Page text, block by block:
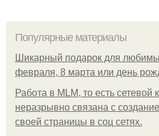
Популярные материалы
Шикарный подарок для
февраля, 8 марта или день
Работа в MLM, то есть сетевой
неразрывно связана с
своей страницы в соц сетях.